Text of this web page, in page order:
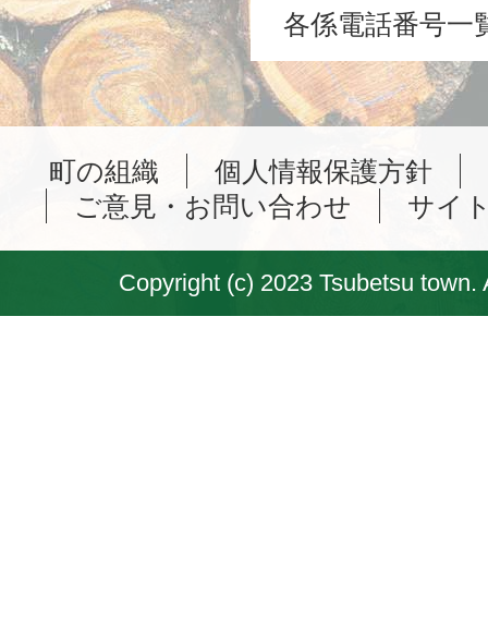
各係電話番号一
町の組織 個人情報保護方針
ご意見・お問い合わせ
サイ
Copyright (c) 2023 Tsubetsu